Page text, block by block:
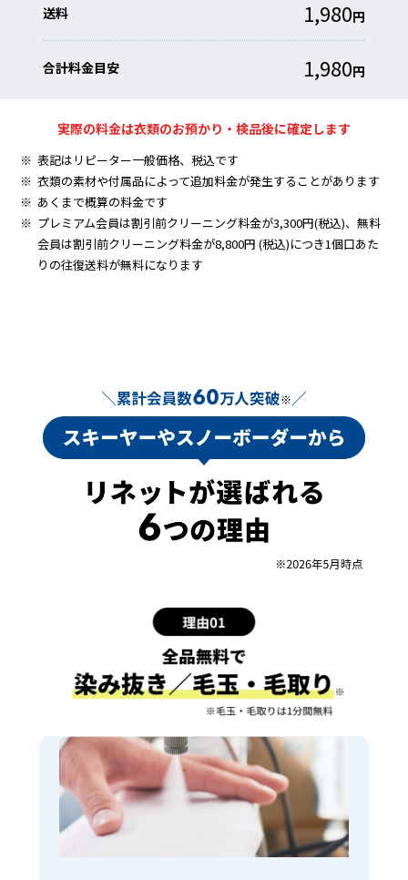
送料 1,980円
合計料金目安 1,980円
実際の料金は衣類のお預かり・検品後に確定します
※ 表記はリピーター一般価格、税込です
※ 衣類の素材や付属品によって追加料金が発生することがあります
※ あくまで概算の料金です
※ プレミアム会員は割引前クリーニング料金が3,300円(税込)、無料
会員は割引前クリーニング料金が8,800円 (税込)につき1個口あた
りの往復送料が無料になります